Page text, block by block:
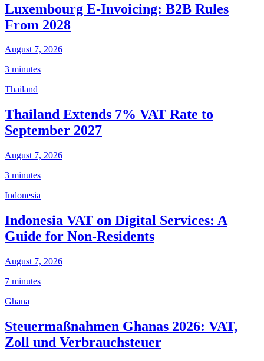
Luxembourg E-Invoicing: B2B Rules
From 2028
August 7, 2026
3 minutes
Thailand
Thailand Extends 7% VAT Rate to
September 2027
August 7, 2026
3 minutes
Indonesia
Indonesia VAT on Digital Services: A
Guide for Non-Residents
August 7, 2026
7 minutes
Ghana
Steuermaßnahmen Ghanas 2026: VAT,
Zoll und Verbrauchsteuer